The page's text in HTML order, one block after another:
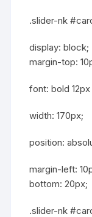
.slider-nk
display: block;
margin-top:
font: bold 12px
width: 170px;
position:
margin-left:
bottom: 20px;
.slider-nk